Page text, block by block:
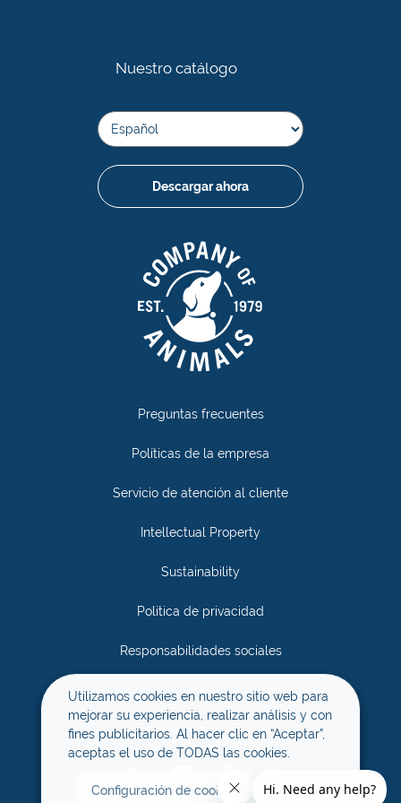
Preguntas frecuentes
Políticas de la empresa
Servicio de atención al cliente
Intellectual Property
Sustainability
Política de privacidad
Responsabilidades sociales
Términos y condiciones
Nuestro catálogo
Descargar ahora
Utilizamos cookies en nuestro sitio web para
mejorar su experiencia, realizar análisis y con
fines publicitarios. Al hacer clic en “Aceptar”,
aceptas el uso de TODAS las cookies.
Configuración de cookies